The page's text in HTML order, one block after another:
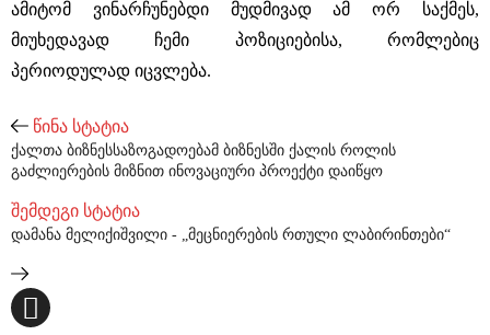
ამიტომ ვინარჩუნებდი მუდმივად ამ ორ საქმეს,
მიუხედავად ჩემი პოზიციებისა, რომლებიც
პერიოდულად იცვლება.
წინა სტატია
ქალთა ბიზნესსაზოგადოებამ ბიზნესში ქალის როლის
გაძლიერების მიზნით ინოვაციური პროექტი დაიწყო
შემდეგი სტატია
დამანა მელიქიშვილი - „მეცნიერების რთული ლაბირინთები“